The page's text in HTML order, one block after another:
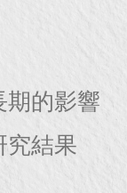
的影響
結果